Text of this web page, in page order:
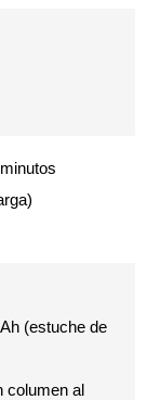
(estuche de
columen al